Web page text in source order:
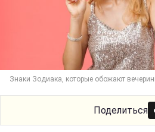
Знаки Зодиака, которые обожают
Поделиться